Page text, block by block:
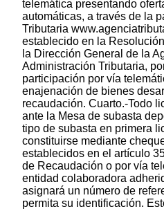
telemática presentando
automáticas, a través de la
Tributaria
establecido en la
la Dirección General de la
Administración Tributaria,
participación por vía
enajenación de bienes
recaudación. Cuarto.-Todo
ante la Mesa de subasta
tipo de subasta en primera
constituirse mediante
establecidos en el artículo
de Recaudación o por vía
entidad colaboradora
asignará un número de
permita su identificación.